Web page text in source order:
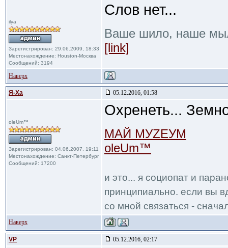
ilya
Зарегистрирован: 29.06.2009, 18:33
Местонахождение: Houston-Москва
Сообщений: 3194
Слов нет...
Ваше шило, наше
[link]
Наверх
Я-Ха 05.12.2016, 01:58
oleUm™
Зарегистрирован: 04.06.2007, 19:11
Местонахождение: Санкт-Петербург
Сообщений: 17200
Охренеть...
МАЙ МУZЕУМ
oleUm™
и это... я социопат и
принципиально. если вы
со мной связаться -
Наверх
VP 05.12.2016, 02:17